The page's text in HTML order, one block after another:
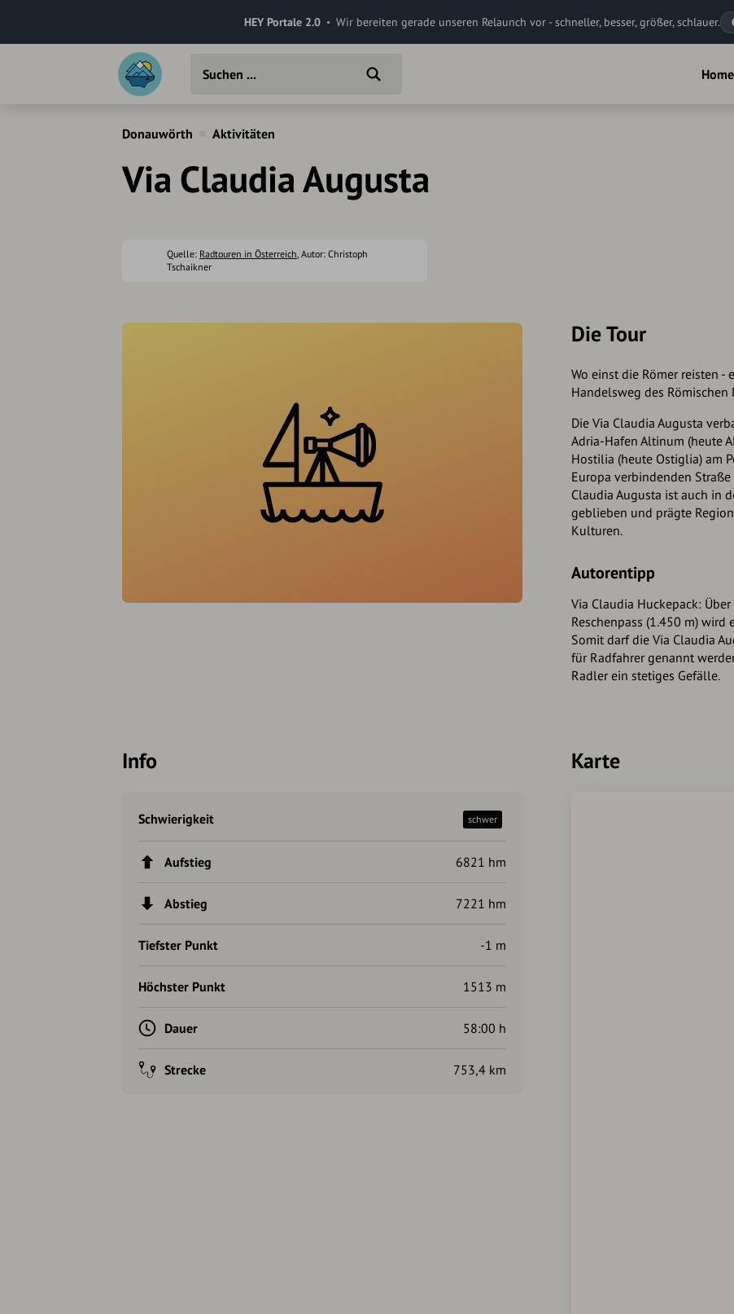
HEY Portale 2.0 Wir bereiten gerade unseren Relaunch vor - schneller, besser, größer, schlauer.
Home
Donauwörth Aktivitäten
Via Claudia Augusta
Quelle: Radtouren in Österreich, Autor: Christoph
Tschaikner
Die Tour
Wo einst die Römer reisten
Handelsweg des Römischen
Die Via Claudia Augusta
Adria-Hafen Altinum (heute
Hostilia (heute Ostiglia) am
Europa verbindenden
Claudia Augusta ist auch in
geblieben und prägte
Kulturen.
Autorentipp
Via Claudia Huckepack:
Reschenpass (1.450 m)
Somit darf die Via Claudia
für Radfahrer genannt
Radler ein stetiges Gefälle.
Info
Schwierigkeit schwer
Aufstieg 6821 hm
Abstieg 7221 hm
Tiefster Punkt -1 m
Höchster Punkt 1513 m
Dauer 58:00 h
Strecke 753,4 km
Karte